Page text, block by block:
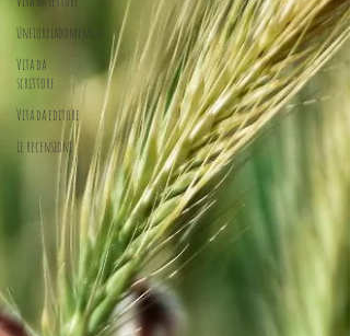
Unfioreladomenica
Vita da
scrittore
Vita da editore
Le recensioni